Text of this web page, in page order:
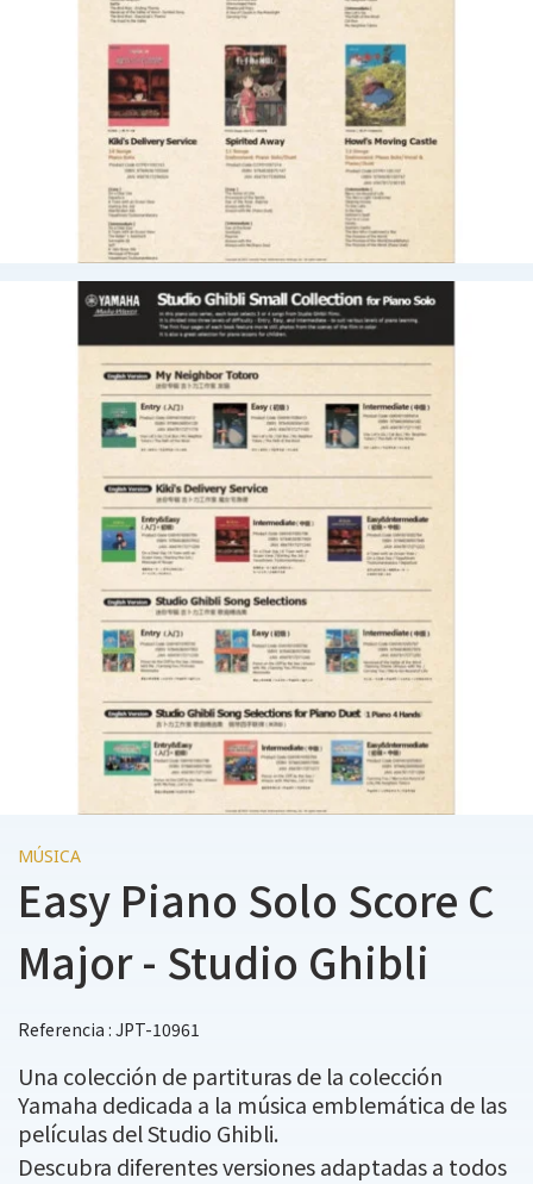
MÚSICA
Easy Piano Solo Score C
Major - Studio Ghibli
Referencia : JPT-10961
Una colección de partituras de la colección
Yamaha dedicada a la música emblemática de las
películas del Studio Ghibli.
Descubra diferentes versiones adaptadas a todos